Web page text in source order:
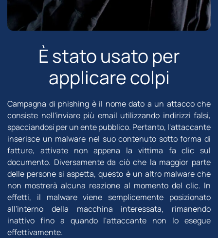
È stato usato per
applicare colpi
Campagna di phishing è il nome dato a un attacco che
consiste nell'inviare più email utilizzando indirizzi falsi,
spacciandosi per un ente pubblico. Pertanto, l'attaccante
inserisce un malware nel suo contenuto sotto forma di
fatture, attivate non appena la vittima fa clic sul
documento. Diversamente da ciò che la maggior parte
delle persone si aspetta, questo è un altro malware che
non mostrerà alcuna reazione al momento del clic. In
effetti, il malware viene semplicemente posizionato
all'interno della macchina interessata, rimanendo
inattivo fino a quando l'attaccante non lo esegue
effettivamente.